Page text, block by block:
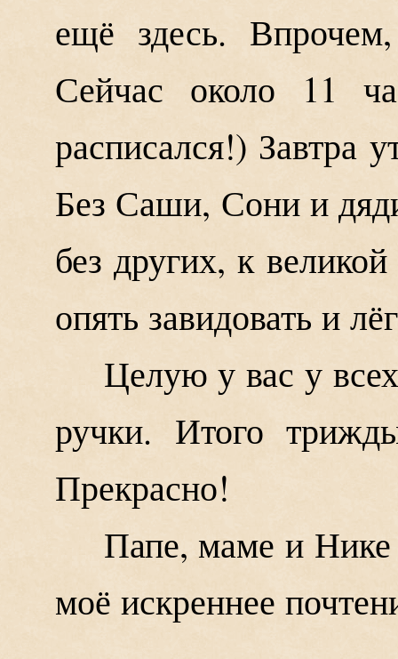
ещё здесь.
Сейчас около 11
расписался!) Завтра
Без Саши, Сони и
без других, к
опять завидовать и
Целую у вас у
ручки. Итого
Прекрасно!
Папе, маме и
моё искреннее